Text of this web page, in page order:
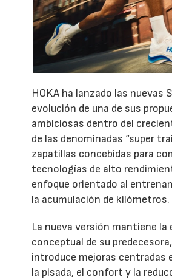
HOKA ha lanzado las nuevas
evolución de una de sus
ambiciosas dentro del
de las denominadas “super
zapatillas concebidas para
tecnologías de alto
enfoque orientado al
la acumulación de kilómetros.
La nueva versión mantiene
conceptual de su
introduce mejoras centradas
la pisada, el confort y la